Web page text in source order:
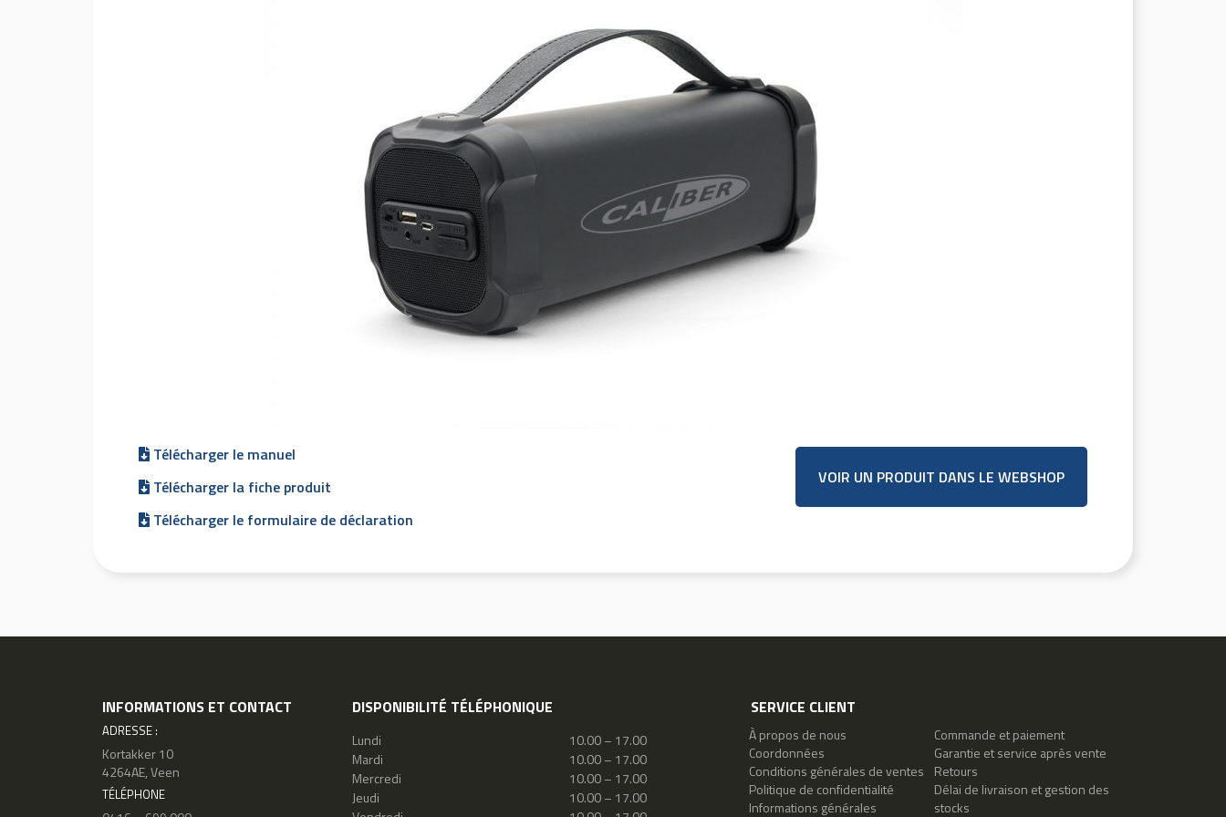
Télécharger le manuel
Télécharger la fiche produit
Télécharger le formulaire de déclaration
VOIR UN PRODUIT DANS LE WEBSHOP
INFORMATIONS ET CONTACT
ADRESSE :
Kortakker 10
4264AE, Veen
TÉLÉPHONE
DISPONIBILITÉ TÉLÉPHONIQUE
Lundi
10.00 – 17.00
Mardi
10.00 – 17.00
Mercredi
10.00 – 17.00
Jeudi
10.00 – 17.00
SERVICE CLIENT
À propos de nous
Coordonnées
Conditions générales de ventes
Politique de confidentialité
Informations générales
Commande et paiement
Garantie et service après vente
Retours
Délai de livraison et gestion des
stocks